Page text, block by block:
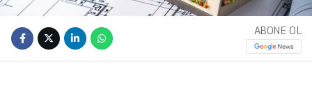
ABONE OL